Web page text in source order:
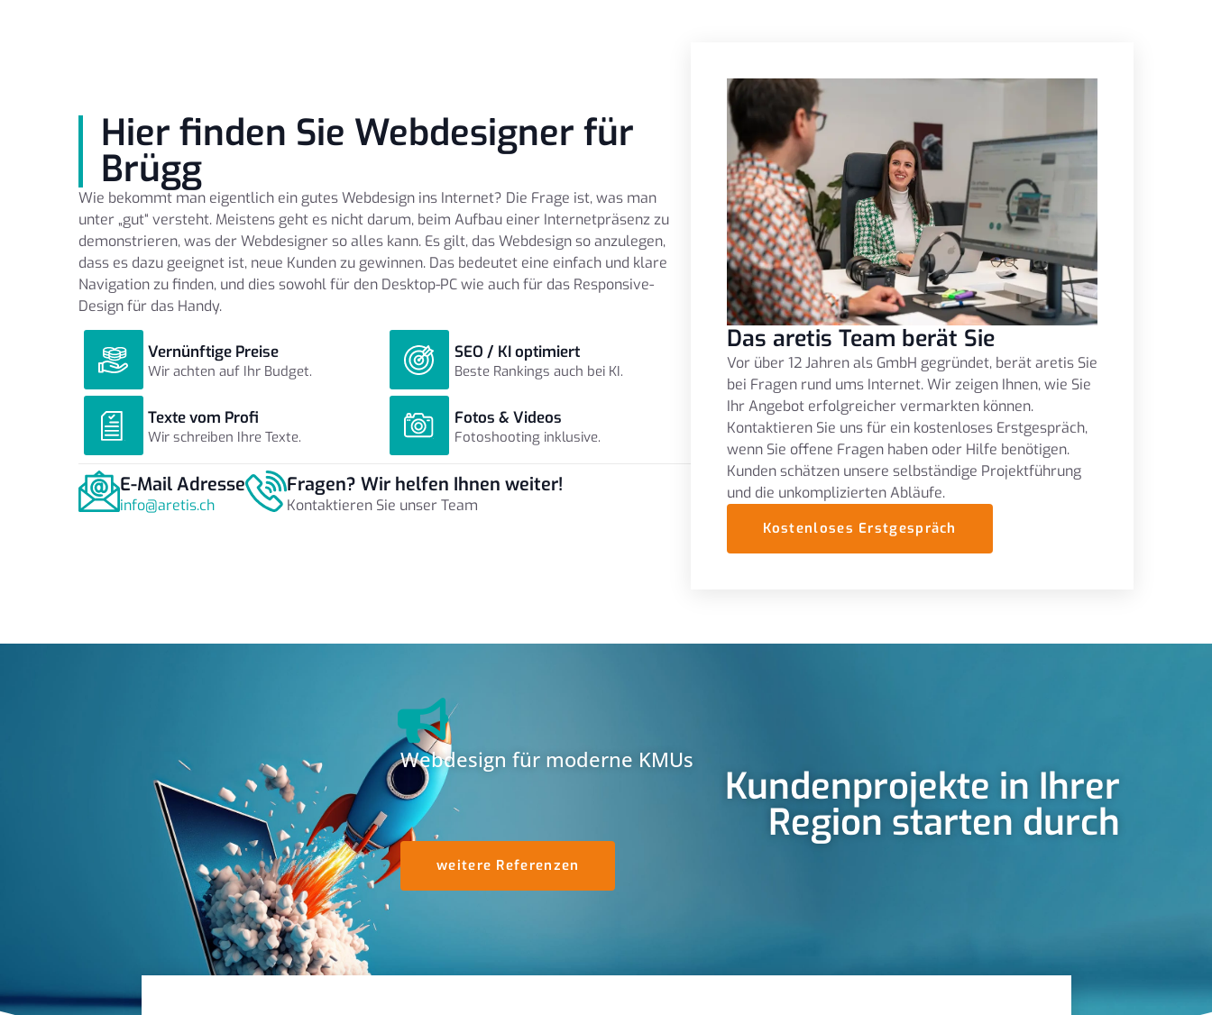
Hier finden Sie Webdesigner für
Brügg
Wie bekommt man eigentlich ein gutes Webdesign ins Internet? Die Frage ist, was man
unter „gut“ versteht. Meistens geht es nicht darum, beim Aufbau einer Internetpräsenz zu
demonstrieren, was der Webdesigner so alles kann. Es gilt, das Webdesign so anzulegen,
dass es dazu geeignet ist, neue Kunden zu gewinnen. Das bedeutet eine einfach und klare
Navigation zu finden, und dies sowohl für den Desktop-PC wie auch für das Responsive-
Design für das Handy.
Vernünftige Preise
Wir achten auf Ihr Budget.
SEO / KI optimiert
Beste Rankings auch bei KI.
Texte vom Profi
Wir schreiben Ihre Texte.
Fotos & Videos
Fotoshooting inklusive.
E-Mail Adresse
info@aretis.ch
Fragen? Wir helfen Ihnen weiter!
Kontaktieren Sie unser Team
Das aretis Team berät Sie
Vor über 12 Jahren als GmbH gegründet, berät aretis Sie
bei Fragen rund ums Internet. Wir zeigen Ihnen, wie Sie
Ihr Angebot erfolgreicher vermarkten können.
Kontaktieren Sie uns für ein kostenloses Erstgespräch,
wenn Sie offene Fragen haben oder Hilfe benötigen.
Kunden schätzen unsere selbständige Projektführung
und die unkomplizierten Abläufe.
Kostenloses Erstgespräch
Webdesign für moderne KMUs
Kundenprojekte in Ihrer
Region starten durch
weitere Referenzen